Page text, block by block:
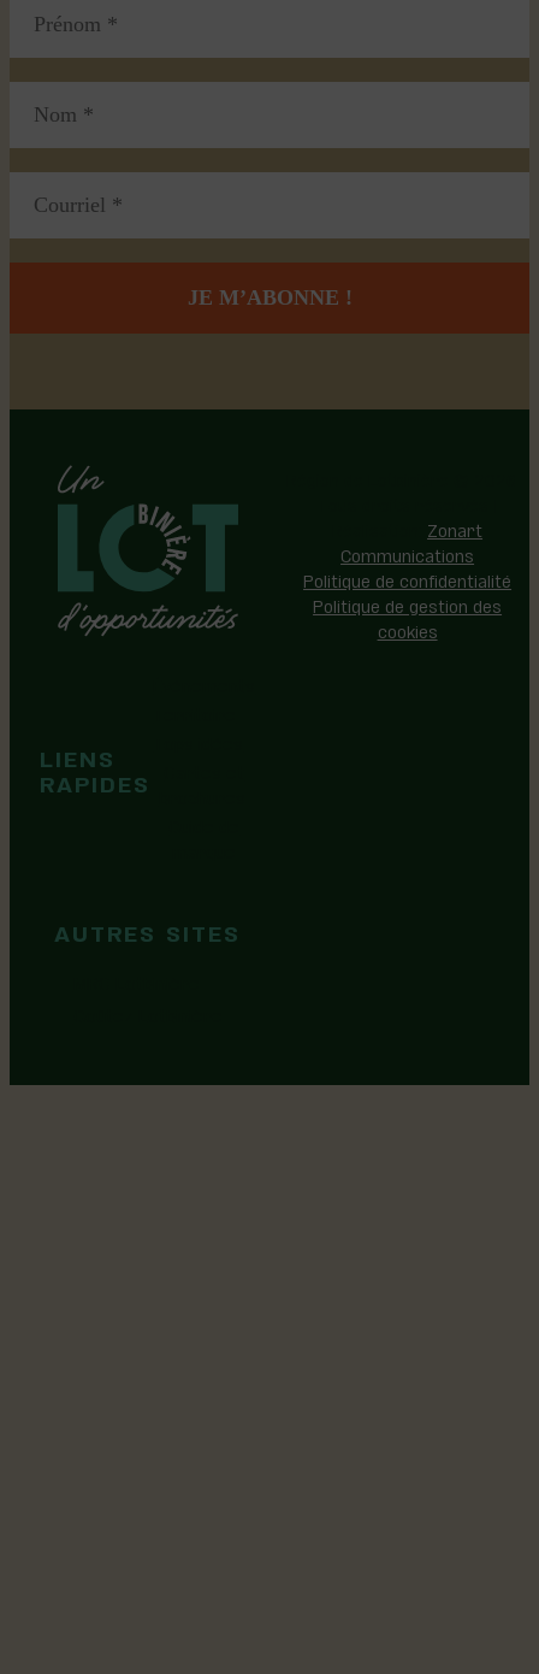
LIENS
RAPIDES
AUTRES SITES
Zonart
Communications
Politique de confidentialité
Politique de gestion des
cookies